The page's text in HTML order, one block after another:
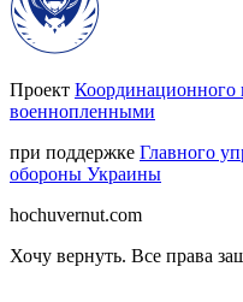
Проект
военнопленными
при поддержке Главного
обороны Украины
hochuvernut.com
Хочу вернуть. Все права